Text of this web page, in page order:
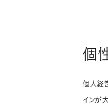
個
個人経
インが